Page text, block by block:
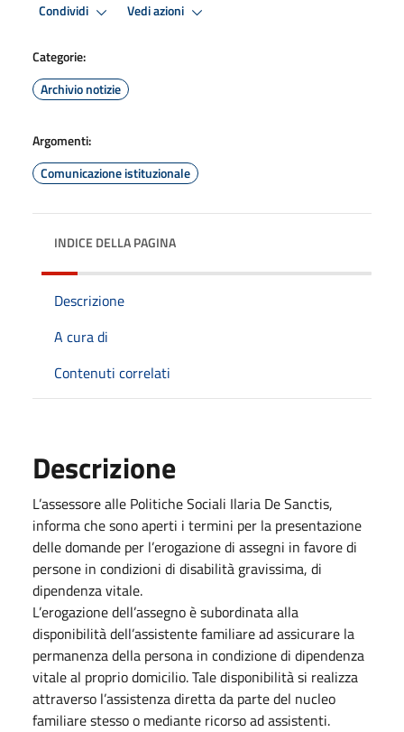
Condividi Vedi azioni
Categorie:
Archivio notizie
Argomenti:
Comunicazione istituzionale
INDICE DELLA PAGINA
Descrizione
A cura di
Contenuti correlati
Descrizione
L’assessore alle Politiche Sociali Ilaria De Sanctis,
informa che sono aperti i termini per la presentazione
delle domande per l’erogazione di assegni in favore di
persone in condizioni di disabilità gravissima, di
dipendenza vitale.
L’erogazione dell’assegno è subordinata alla
disponibilità dell’assistente familiare ad assicurare la
permanenza della persona in condizione di dipendenza
vitale al proprio domicilio. Tale disponibilità si realizza
attraverso l’assistenza diretta da parte del nucleo
familiare stesso o mediante ricorso ad assistenti.